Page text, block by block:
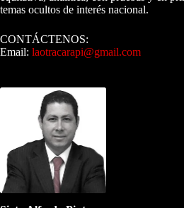
temas ocultos de interés nacional.
CONTÁCTENOS:
Email: laotracarapi@gmail.com